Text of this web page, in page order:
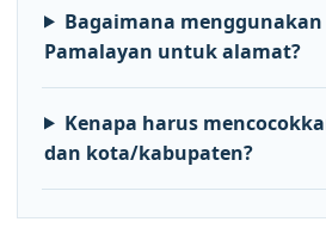
Bagaimana menggunakan
Pamalayan untuk alamat?
Kenapa harus
dan kota/kabupaten?